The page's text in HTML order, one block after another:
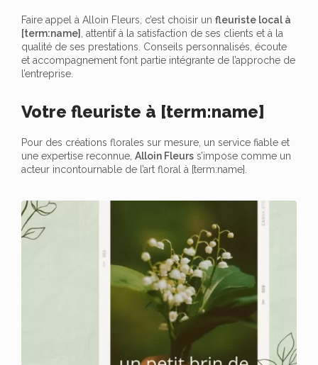
Faire appel à Alloin Fleurs, c’est choisir un fleuriste local à
[term:name]
, attentif à la satisfaction de ses clients et à la
qualité de ses prestations. Conseils personnalisés, écoute
et accompagnement font partie intégrante de l’approche de
l’entreprise.
Votre fleuriste à [term:name]
Pour des créations florales sur mesure, un service fiable et
une expertise reconnue, Alloin Fleurs s’impose comme un
acteur incontournable de l’art floral à [term:name].